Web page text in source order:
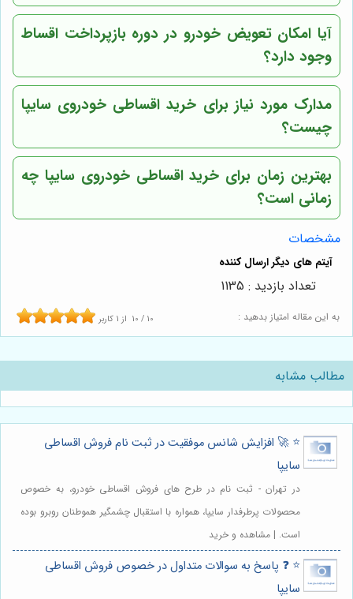
آیا امکان تعویض خودرو در دوره بازپرداخت اقساط
وجود دارد؟
مدارک مورد نیاز برای خرید اقساطی خودروی سایپا
چیست؟
بهترین زمان برای خرید اقساطی خودروی سایپا چه
زمانی است؟
مشخصات
به این مقاله امتیاز بدهید : 10 / 10 از 1 کاربر
تعداد بازدید : 1135
مطالب مشابه
⭐️ 🚀 افزایش شانس موفقیت در ثبت نام فروش اقساطی
سایپا
در تهران - ثبت نام در طرح های فروش اقساطی خودرو، به خصوص
محصولات پرطرفدار سایپا، همواره با استقبال چشمگیر هموطنان روبرو بوده
است. | مشاهده و خرید
⭐️ ❓ پاسخ به سوالات متداول در خصوص فروش اقساطی
سایپا